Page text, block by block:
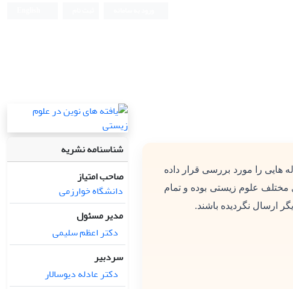
را مورد بررسی قرار داده
علوم زیستی بوده و تمام
ارسال نگردیده باشند.
شناسنامه نشریه
صاحب امتیاز
دانشگاه خوارزمی
مدیر مسئول
دکتر اعظم سلیمی
سردبیر
دکتر عادله دیوسالار